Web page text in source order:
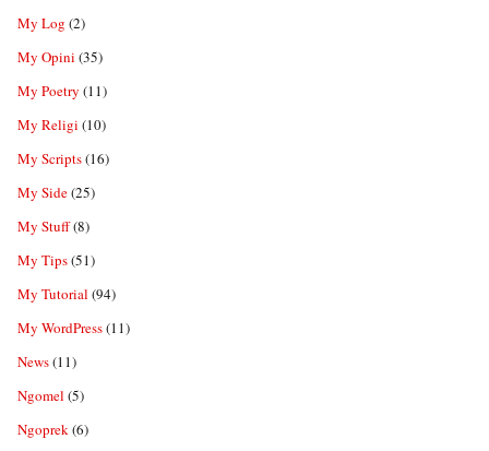
My Log (2)
My Opini (35)
My Poetry (11)
My Religi (10)
My Scripts(16)
My Side(25)
My Stuff(8)
My Tips(51)
My Tutorial (94)
My WordPress(11)
News(11)
Ngomel (5)
Ngoprek(6)